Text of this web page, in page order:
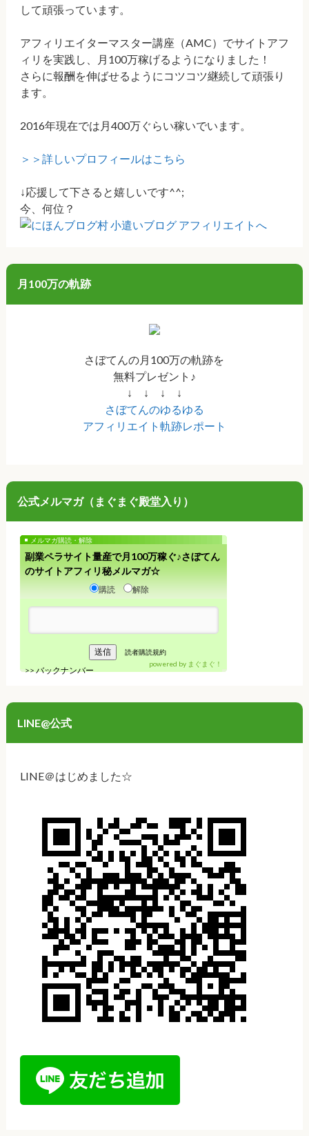
して頑張っています。
アフィリエイターマスター講座（AMC）でサイトアフ
ィリを実践し、月100万稼げるようになりました！
さらに報酬を伸ばせるようにコツコツ継続して頑張り
ます。
2016年現在では月400万ぐらい稼いでいます。
＞＞詳しいプロフィールはこちら
↓応援して下さると嬉しいです^^;
今、何位？
月100万の軌跡
さぼてんの月100万の軌跡を
無料プレゼント♪
↓ ↓ ↓ ↓
さぼてんのゆるゆる
アフィリエイト軌跡レポート
公式メルマガ（まぐまぐ殿堂入り）
メルマガ購読・解除
副業ペラサイト量産で月100万稼ぐ♪さぼてん
のサイトアフィリ秘メルマガ☆
購読 解除
読者購読規約
>>バックナンバー
powered by まぐまぐ！
LINE@公式
LINE＠はじめました☆